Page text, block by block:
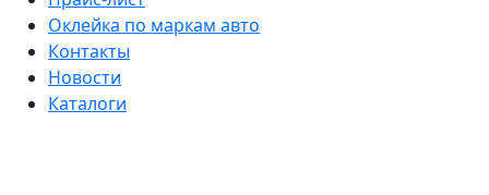
Оклейка по маркам авто
Контакты
Новости
Каталоги